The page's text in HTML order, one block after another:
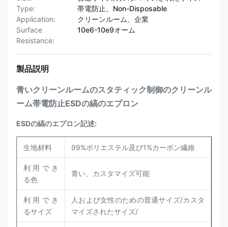
Type:
帯電防止、Non-Disposable
Application:
クリーンルーム、企業
Surface
Resistance:
10e6-10e9オーム
製品説明
青いクリーンルームのスタティック制御のクリーンル
ーム帯電防止ESDの縞のエプロン
ESDの縞のエプロン記述:
生地材料 99%ポリエステル及び1%カーボン繊維
利用でき
る色
青い、カスタマイズ可能
利用でき
るサイズ
人および女性のための普通サイズ/カスタ
マイズされたサイズ/